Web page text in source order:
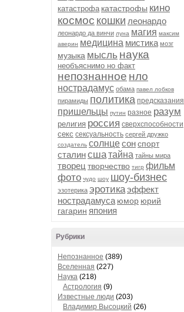
катастрофа катастрофы кино
космос кошки леонардо
леонардо да винчи луна магия максим
аверин медицина мистика мозг
музыка мысль наука
необъяснимо но факт
непознанное нло
нострадамус обама павел лобков
пирамиды политика предсказания
пришельцы путин разное разум
религия россия сверхспособности
секс сексуальность сергей дружко
создатель солнцесонспорт
сталинсшатайна тайны мира
творец творчество тигр фильм
фото чудо шоу шоу-бизнес
эзотерика эротикаэффект
нострадамуса юмор юрий
гагарин япония
Рубрики
Непознанное (389)
Вселенная (227)
Наука (218)
Астрология (9)
Известные люди (203)
Владимир Высоцкий (26)